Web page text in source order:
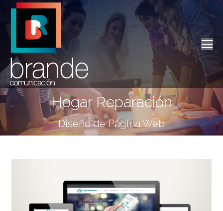
Hogar Reparación
Diseño de Página Web
Estás aquí: